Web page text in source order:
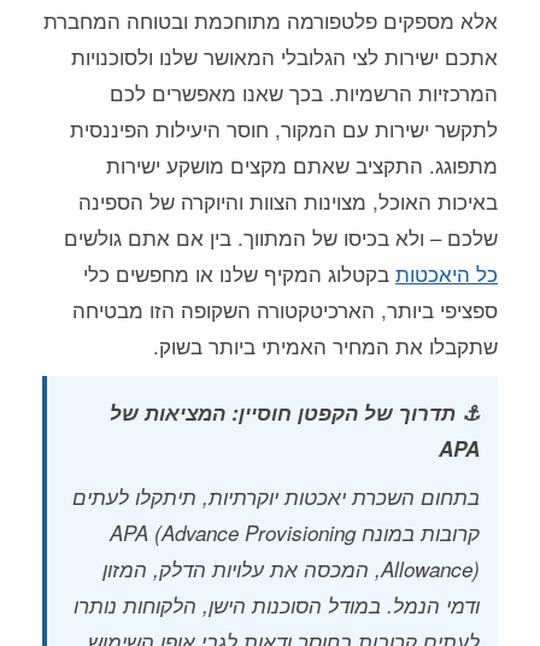
אלא מספקים פלטפורמה מתוחכמת ובטוחה המחברת
אתכם ישירות לצי הגלובלי המאושר שלנו ולסוכנויות
המרכזיות הרשמיות. בכך שאנו מאפשרים לכם
לתקשר ישירות עם המקור, חוסר היעילות הפיננסית
מתפוגג. התקציב שאתם מקצים מושקע ישירות
באיכות האוכל, מצוינות הצוות והיוקרה של הספינה
שלכם – ולא בכיסו של המתווך. בין אם אתם גולשים
כל היאכטות בקטלוג המקיף שלנו או מחפשים כלי
ספציפי ביותר, הארכיטקטורה השקופה הזו מבטיחה
שתקבלו את המחיר האמיתי ביותר בשוק.
⚓ תדרוך של הקפטן חוסיין: המציאות של
APA
בתחום השכרת יאכטות יוקרתיות, תיתקלו לעתים
קרובות במונח APA (Advance Provisioning
Allowance), המכסה את עלויות הדלק, המזון
ודמי הנמל. במודל הסוכנות הישן, הלקוחות נותרו